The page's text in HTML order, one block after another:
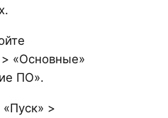
«Основные»
ПО».
>